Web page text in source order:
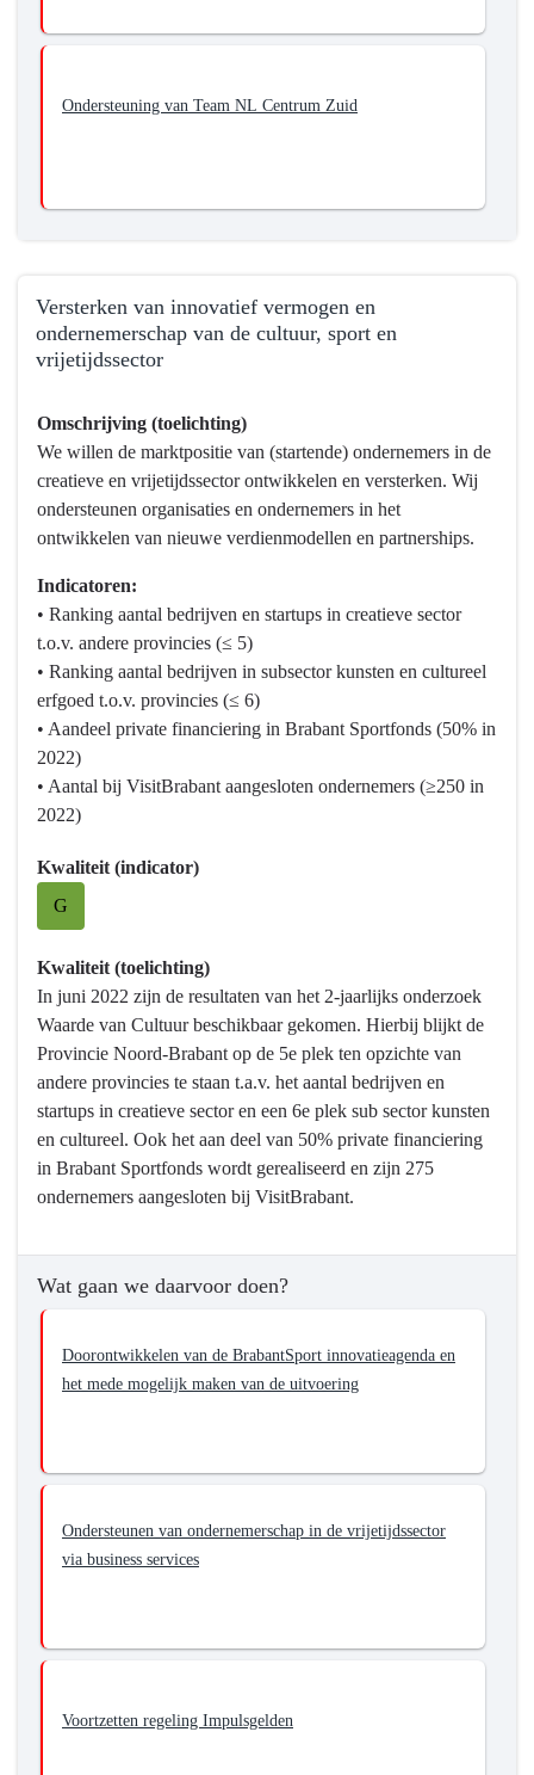
Ondersteuning van Team NL Centrum Zuid
Versterken van innovatief vermogen en
ondernemerschap van de cultuur, sport en
vrijetijdssector
naar
navigatie
Programma
Vrijetijd,
Cultuur,
Erfgoed
Wat
willen
we
Versterken
vermogen
ondernemerschap
van
cultuur,
sport
vrijetijdssector
Omschrijving (toelichting)
We willen de marktpositie van (startende) ondernemers in de
creatieve en vrijetijdssector ontwikkelen en versterken. Wij
ondersteunen organisaties en ondernemers in het
ontwikkelen van nieuwe verdienmodellen en partnerships.
Indicatoren:
• Ranking aantal bedrijven en startups in creatieve sector
t.o.v. andere provincies (≤ 5)
• Ranking aantal bedrijven in subsector kunsten en cultureel
erfgoed t.o.v. provincies (≤ 6)
• Aandeel private financiering in Brabant Sportfonds (50% in
2022)
• Aantal bij VisitBrabant aangesloten ondernemers (≥250 in
2022)
Kwaliteit (indicator)
G
Kwaliteit (toelichting)
In juni 2022 zijn de resultaten van het 2-jaarlijks onderzoek
Waarde van Cultuur beschikbaar gekomen. Hierbij blijkt de
Provincie Noord-Brabant op de 5e plek ten opzichte van
andere provincies te staan t.a.v. het aantal bedrijven en
startups in creatieve sector en een 6e plek sub sector kunsten
en cultureel. Ook het aan deel van 50% private financiering
in Brabant Sportfonds wordt gerealiseerd en zijn 275
ondernemers aangesloten bij VisitBrabant.
Wat gaan we daarvoor doen?
Doorontwikkelen van de BrabantSport innovatieagenda en
het mede mogelijk maken van de uitvoering
Ondersteunen van ondernemerschap in de vrijetijdssector
via business services
Voortzetten regeling Impulsgelden